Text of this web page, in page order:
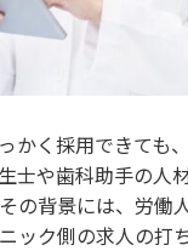
かく採用できても
士や歯科助手の人
の背景には、労働
ック側の求人の打